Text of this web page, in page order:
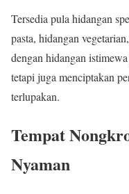
Tersedia pula hidangan
pasta, hidangan
dengan hidangan
tetapi juga menciptakan
terlupakan.
Tempat
Nyaman